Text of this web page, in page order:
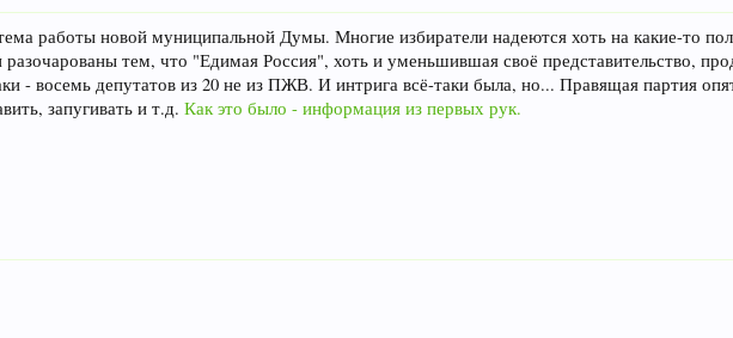
работы новой муниципальной Думы. Многие избиратели надеются хоть на какие-то
тем, что "Едимая Россия", хоть и уменьшившая своё представительство,
- восемь депутатов из 20 не из ПЖВ. И интрига всё-таки была, но... Правящая партия
запугивать и т.д. Как это было - информация из первых рук.